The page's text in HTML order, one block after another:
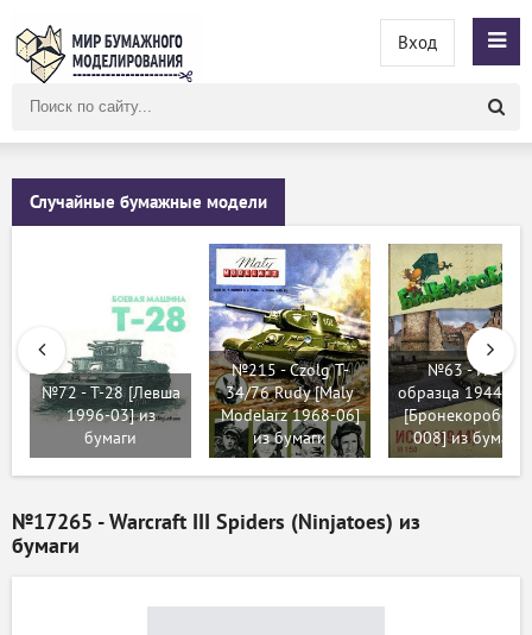
сайту
Вход
Случайные бумажные модели
№72 - Т-28 [Левша
1996-03] из
бумаги
№215 - Czolg T-
34/76 Rudy [Maly
Modelarz 1968-06]
из бумаги
№63 - ИС-2
образца 1944
008] из бумаги
№17265 - Warcraft III Spiders (Ninjatoes) из
бумаги